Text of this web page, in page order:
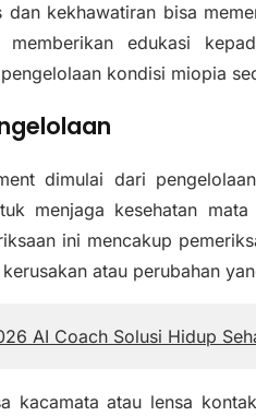
dan kekhawatiran bisa
edukasi
kondisi miopia
dimulai dari
menjaga kesehatan
ini mencakup
atau perubahan
AI Coach Solusi Hidup
kacamata atau lensa